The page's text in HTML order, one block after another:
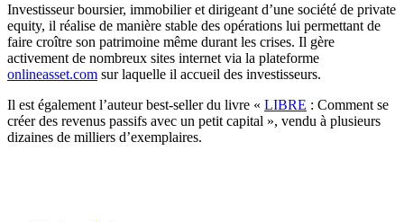
Investisseur boursier, immobilier et dirigeant d’une société de private
equity, il réalise de manière stable des opérations lui permettant de
faire croître son patrimoine même durant les crises. Il gère
activement de nombreux sites internet via la plateforme
onlineasset.com sur laquelle il accueil des investisseurs.
Il est également l’auteur best-seller du livre « LIBRE : Comment se
créer des revenus passifs avec un petit capital », vendu à plusieurs
dizaines de milliers d’exemplaires.